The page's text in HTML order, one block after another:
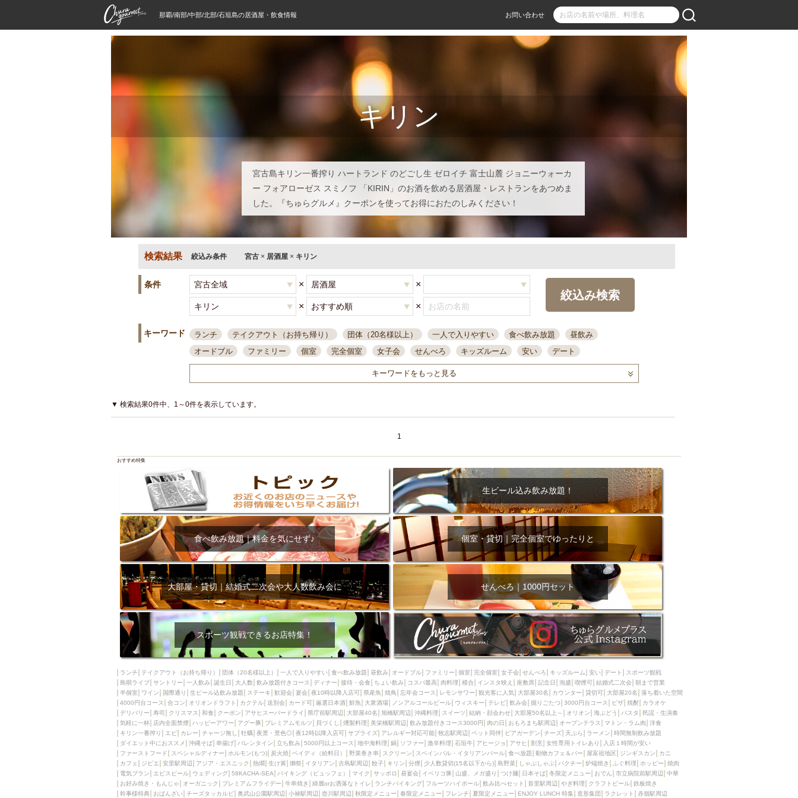
那覇/南部/中部/北部/石垣島の居酒屋・飲食情報 お問い合わせ
キリン
宮古島キリン一番搾り ハートランド のどごし生 ゼロイチ 富士山麓 ジョニーウォーカ
ー フォアローゼス スミノフ 「KIRIN」のお酒を飲める居酒屋・レストランをあつめま
した。『ちゅらグルメ』クーポンを使ってお得におたのしみください！
検索結果 絞込み条件 宮古 × 居酒屋 × キリン
条件 × ×
× ×
絞込み検索
キーワード ランチ テイクアウト（お持ち帰り） 団体（20名様以上） 一人で入りやすい 食べ飲み放題
昼飲み
オードブル
ファミリー 個室 完全個室 女子会 せんべろ キッズルーム 安い
デート
一人飲み 誕生日 大人数
接待・会食
ちょい飲み コスパ最高 肉料理 模合 インスタ映え 座敷席 記念日 泡盛
喫煙可
結婚式二次会
夜10時以降入店可
県産魚 焼鳥 忘年会コース レモンサワー 観光客に人気 大部屋30名
カウンター
4000円台コース
デリバリー 寿司 クリスマス 和食
クーポン
アサヒスーパードライ
県庁前駅周辺 旭橋駅周辺 沖縄料理 スイーツ
結納・顔会わせ
大部屋50名以上～
オリオン 海ぶどう 民謡・生演奏 気軽に一杯
店内全面禁煙
ハッピーアワー
アグー豚 プレミアムモルツ 貝づくし 燻製料理
美栄橋駅周辺
飲み放題付きコース3000円
肉の日 おもろまち駅周辺 オープンテラス マトン・ラム肉
洋食
キリン一番搾り
エビ カレー チャージ無し 牡蠣 夜景・景色◎ 夜12時以降入店可
サプライズ
アレルギー対応可能
牧志駅周辺 ペット同伴 ビアガーデン 天ぷら
時間無制飲み放題
ダイエット中におススメ
沖縄そば 串揚げ バレンタイン 立ち飲み 5000円以上コース 地中海料理
鍋
ソファー
激辛料理 石垣牛 アヒージョ アサヒ 割烹 女性専用トイレあり
入店１時間が安い
ファーストフード
スペシャルディナー ホルモン(もつ) 炭火焼 ペイディ（給料日）
野菜巻き串
スクリーン
スペインバル・イタリアンバール 食べ放題 動物カフェ＆バー 屋富祖地区
ジンギスカン
カニ
カフェ ジビエ 安里駅周辺 アジア・エスニック 熱燗 生け簀 獺祭 イタリアン
古島駅周辺
分煙 少人数貸切(15名以下から) しゃぶしゃぶ パクチー 炉端焼き
ふぐ料理
ホッピー
焼肉 電気ブラン エビスビール ウェディング 58KACHA-SEA
バイキング（ビュッフェ）
マイク
サッポロ 昼宴会 イベリコ豚 山盛、メガ盛り つけ麺 日本そば 冬限定メニュー
おでん
市立病院前駅周辺
中華 お好み焼き・もんじゃ オーガニック プレミアムフライデー
牛串焼き
綺麗orお洒落なトイレ
ランチバイキング フルーツハイボール 飲み比べセット 首里駅周辺
やぎ料理
クラフトビール
鉄板焼き 幹事様特典 おばんざい チーズタッカルビ 奥武山公園駅周辺
小禄駅周辺
壺川駅周辺
秋限定メニュー 春限定メニュー フレンチ 夏限定メニュー ENJOY LUNCH 特集
造形集団
ラクレット
赤嶺駅周辺 シードル 那覇空港駅周辺 儀保駅周辺
キーワードをもっと見る
▼ 検索結果0件中、1～0件を表示しています。
1
おすすめ特集
生ビール込み飲み放題！
食べ飲み放題｜料金を気にせず♪ 個室・貸切｜完全個室でゆったりと
大部屋・貸切｜結婚式二次会や大人数飲み会に せんべろ｜1000円セット
スポーツ観戦できるお店特集！
ランチ テイクアウト（お持ち帰り） 団体（20名様以上） 一人で入りやすい 食べ飲み放題 昼飲み オードブル ファミリー 個室 完全個室 女子会 せんべろ キッズルーム 安い デート
スポーツ観戦
島唄ライブ サントリー 一人飲み 誕生日 大人数 飲み放題付きコース ディナー 接待・会食 ちょい飲み コスパ最高 肉料理 模合 インスタ映え 座敷席 記念日 泡盛 喫煙可 結婚式二次会 朝まで営業
半個室
ワイン 国際通り 生ビール込飲み放題 ステーキ 歓迎会 宴会 夜10時以降入店可 県産魚 焼鳥 忘年会コース レモンサワー 観光客に人気 大部屋30名 カウンター 貸切可 大部屋20名
落ち着いた空間
4000円台コース
合コン オリオンドラフト カクテル 送別会 カード可 厳選日本酒 鮮魚 大衆酒場 ノンアルコールビール ウィスキー テレビ 飲み会 掘りごたつ 3000円台コース ピザ 焼酎
カラオケ
デリバリー
寿司 クリスマス 和食 クーポン アサヒスーパードライ 県庁前駅周辺 大部屋40名 旭橋駅周辺 沖縄料理 スイーツ 結納・顔会わせ 大部屋50名以上～ オリオン 海ぶどう パスタ
民謡・生演奏
気軽に一杯
店内全面禁煙 ハッピーアワー アグー豚 プレミアムモルツ 貝づくし 燻製料理 美栄橋駅周辺 飲み放題付きコース3000円 肉の日 おもろまち駅周辺 オープンテラス マトン・ラム肉
洋食
キリン一番搾り
エビ カレー チャージ無し 牡蠣 夜景・景色◎ 夜12時以降入店可 サプライズ アレルギー対応可能 牧志駅周辺 ペット同伴 ビアガーデン チーズ 天ぷら ラーメン
時間無制飲み放題
ダイエット中におススメ
沖縄そば 串揚げ バレンタイン 立ち飲み 5000円以上コース 地中海料理 鍋 ソファー 激辛料理 石垣牛 アヒージョ アサヒ 割烹 女性専用トイレあり
入店１時間が安い
ファーストフード
スペシャルディナー ホルモン(もつ) 炭火焼 ペイディ（給料日） 野菜巻き串 スクリーン スペインバル・イタリアンバール 食べ放題 動物カフェ＆バー 屋富祖地区 ジンギスカン
カニ
カフェ
ジビエ 安里駅周辺 アジア・エスニック 熱燗 生け簀 獺祭 イタリアン 古島駅周辺 餃子 キリン 分煙 少人数貸切(15名以下から) 島野菜 しゃぶしゃぶ パクチー 炉端焼き ふぐ料理 ホッピー
焼肉
電気ブラン
エビスビール ウェディング 58KACHA-SEA バイキング（ビュッフェ） マイク サッポロ 昼宴会 イベリコ豚 山盛、メガ盛り つけ麺 日本そば 冬限定メニュー おでん 市立病院前駅周辺
中華
お好み焼き・もんじゃ
オーガニック プレミアムフライデー 牛串焼き 綺麗orお洒落なトイレ ランチバイキング フルーツハイボール 飲み比べセット 首里駅周辺 やぎ料理 クラフトビール 鉄板焼き
幹事様特典
おばんざい チーズタッカルビ 奥武山公園駅周辺 小禄駅周辺 壺川駅周辺 秋限定メニュー 春限定メニュー フレンチ 夏限定メニュー ENJOY LUNCH 特集 造形集団 ラクレット 赤嶺駅周辺